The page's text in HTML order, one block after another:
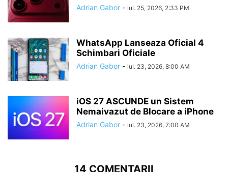
Adrian Gabor - iul. 25, 2026, 2:33 PM
WhatsApp Lanseaza Oficial 4
Schimbari Oficiale
Adrian Gabor - iul. 23, 2026, 8:00 AM
iOS 27 ASCUNDE un Sistem
Nemaivazut de Blocare a iPhone
Adrian Gabor - iul. 23, 2026, 7:00 AM
14 COMENTARII